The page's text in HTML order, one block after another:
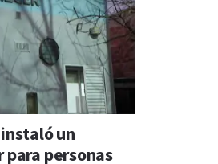
un
para personas